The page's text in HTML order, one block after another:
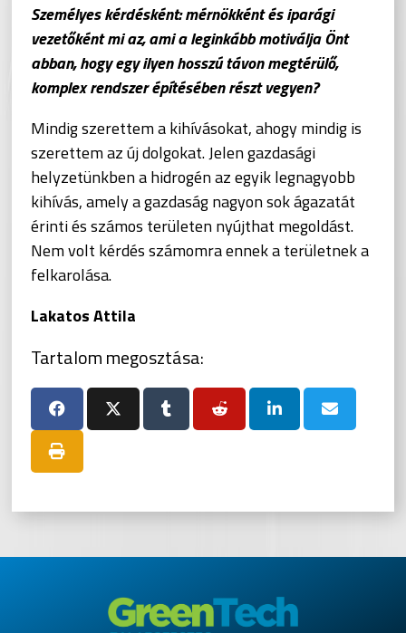
Személyes kérdésként: mérnökként és iparági
vezetőként mi az, ami a leginkább motiválja Önt
abban, hogy egy ilyen hosszú távon megtérülő,
komplex rendszer építésében részt vegyen?
Mindig szerettem a kihívásokat, ahogy mindig is
szerettem az új dolgokat. Jelen gazdasági
helyzetünkben a hidrogén az egyik legnagyobb
kihívás, amely a gazdaság nagyon sok ágazatát
érinti és számos területen nyújthat megoldást.
Nem volt kérdés számomra ennek a területnek a
felkarolása.
Lakatos Attila
Tartalom megosztása: